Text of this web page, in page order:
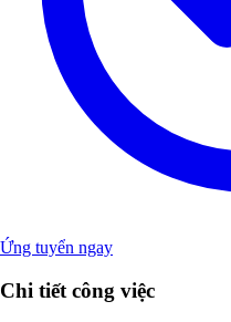
Ứng tuyển ngay
Chi tiết công việc